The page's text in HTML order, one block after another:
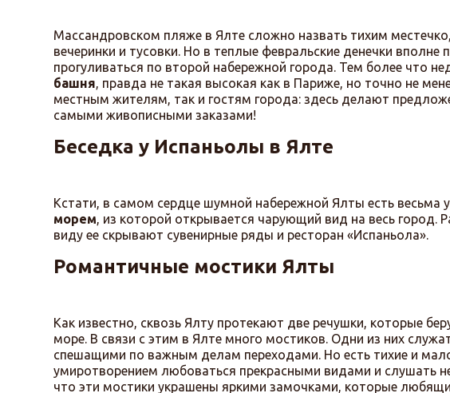
Массандровском пляже в Ялте сложно назвать тихим
вечеринки и тусовки. Но в теплые февральские денечки
прогуливаться по второй набережной города. Тем более что
башня, правда не такая высокая как в Париже, но точно не
местным жителям, так и гостям города: здесь делают
самыми живописными заказами!
Беседка у Испаньолы в Ялте
Кстати, в самом сердце шумной набережной Ялты есть весьма
морем, из которой открывается чарующий вид на весь город.
виду ее скрывают сувенирные ряды и ресторан «Испаньола».
Романтичные мостики Ялты
Как известно, сквозь Ялту протекают две речушки, которые
море. В связи с этим в Ялте много мостиков. Одни из них
спешащими по важным делам переходами. Но есть тихие и
умиротворением любоваться прекрасными видами и слушать
что эти мостики украшены яркими замочками, которые